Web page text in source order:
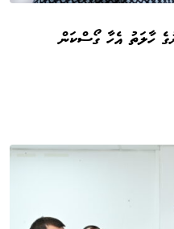
ހާލަތު އެހާ ގޯސްކަން